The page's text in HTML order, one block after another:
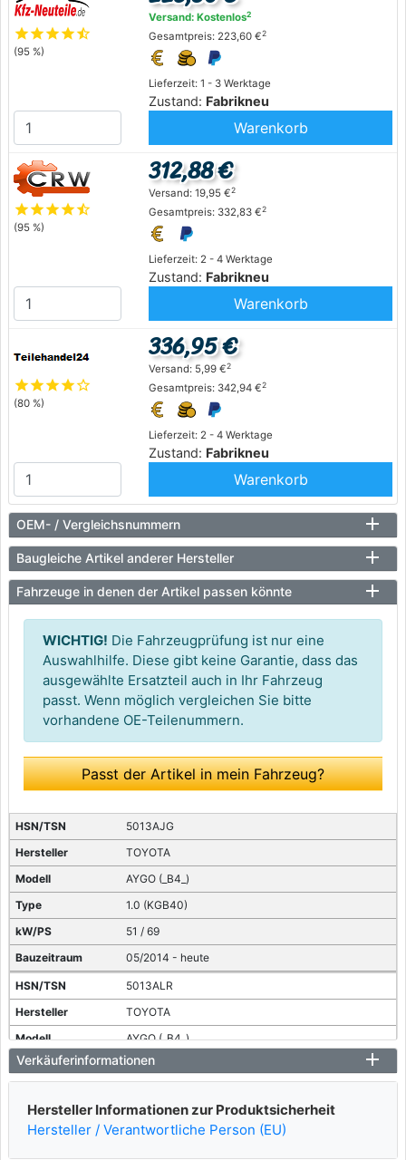
starstarstarstarstar_half
(95 %)
Lieferzeit: 1 - 3 Werktage
Zustand: Fabrikneu
Versand: Kostenlos2
Gesamtpreis: 223,60 €2
Warenkorb
starstarstarstarstar_half
(95 %)
Lieferzeit: 2 - 4 Werktage
Zustand: Fabrikneu
312,88 €
Versand: 19,95 €2
Gesamtpreis: 332,83 €2
Warenkorb
starstarstarstarstar_outline
(80 %)
Lieferzeit: 2 - 4 Werktage
Zustand: Fabrikneu
336,95 €
Versand: 5,99 €2
Gesamtpreis: 342,94 €2
Warenkorb
OEM- / Vergleichsnummern
Baugleiche Artikel anderer Hersteller
Fahrzeuge in denen der Artikel passen könnte
WICHTIG! Die Fahrzeugprüfung ist nur eine
Auswahlhilfe. Diese gibt keine Garantie, dass das
ausgewählte Ersatzteil auch in Ihr Fahrzeug
passt. Wenn möglich vergleichen Sie bitte
vorhandene OE-Teilenummern.
Passt der Artikel in mein Fahrzeug?
5013AJG
TOYOTA
AYGO (_B4_)
1.0 (KGB40)
51 / 69
05/2014 - heute
5013ALR
TOYOTA
AYGO (_B4_)
1.0 VVTi (KGB40)
03/2018 - heute
Verkäuferinformationen
Hersteller Informationen zur Produktsicherheit
Hersteller / Verantwortliche Person (EU)